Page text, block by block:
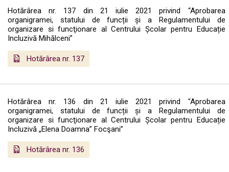
Hotărârea nr. 137 din 21 iulie 2021 privind “Aprobarea
organigramei, statului de funcții și a Regulamentului de
organizare si funcţionare al Centrului Școlar pentru Educație
Incluzivă Mihălceni”
Hotărârea nr. 137
Hotărârea nr. 136 din 21 iulie 2021 privind "Aprobarea
organigramei, statului de funcții și a Regulamentului de
organizare si funcţionare al Centrului Școlar pentru Educație
Incluzivă „Elena Doamna” Focşani”
Hotărârea nr. 136